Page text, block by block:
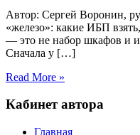
Автор: Сергей Воронин,
«железо»: какие ИБП
— это не набор шкафов и
Сначала у […]
Read More »
Кабинет автора
Главная